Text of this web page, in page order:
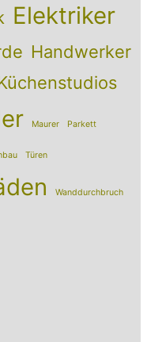
Elektriker
Handwerker
Maurer Parkett
Türen
Wanddurchbruch